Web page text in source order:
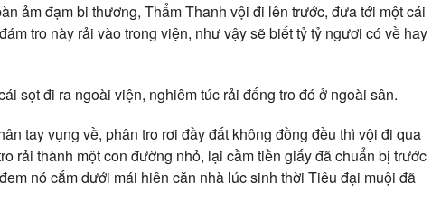
ảm đạm bi thương, Thẩm Thanh vội đi lên trước, đưa tới một cái
tro này rải vào trong viện, như vậy sẽ biết tỷ tỷ ngươi có về hay
sọt đi ra ngoài viện, nghiêm túc rải đống tro đó ở ngoài sân.
tay vụng về, phân tro rơi đầy đất không đồng đều thì vội đi qua
rải thành một con đường nhỏ, lại cầm tiền giấy đã chuẩn bị trước
nó cắm dưới mái hiên căn nhà lúc sinh thời Tiêu đại muội đã